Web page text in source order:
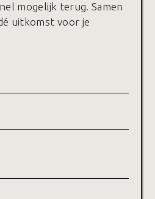
mogelijk terug. Samen
uitkomst voor je